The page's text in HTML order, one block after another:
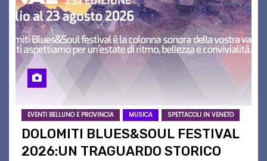
EVENTI BELLUNO E PROVINCIA MUSICA SPETTACOLI IN VENETO
DOLOMITI BLUES&SOUL FESTIVAL
2026:UN TRAGUARDO STORICO